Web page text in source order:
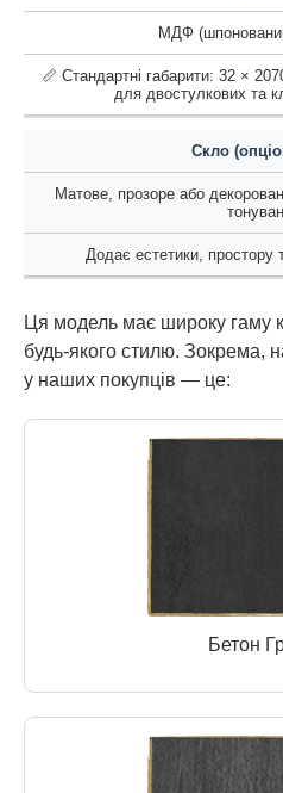
МДФ
📏 Стандартні габарити: 32 ×
для двостулкових та
Скло
Матове, прозоре або
Додає естетики, простору
Ця модель має широку гаму
будь-якого стилю. Зокрема,
у наших покупців — це:
Бетон